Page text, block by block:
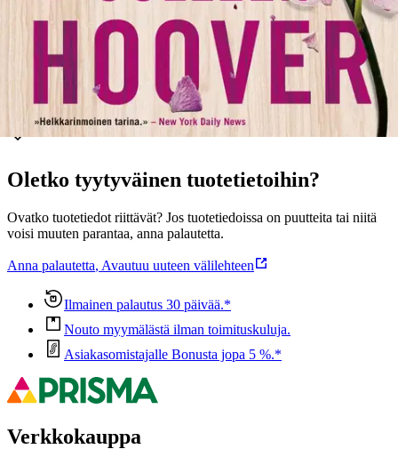
tuotekuvausta
Ominaisuudet
Oletko tyytyväinen tuotetietoihin?
Ovatko tuotetiedot riittävät? Jos tuotetiedoissa on puutteita tai niitä
voisi muuten parantaa, anna palautetta.
Anna palautetta, Avautuu uuteen välilehteen
Ilmainen palautus 30 päivää.*
Nouto myymälästä ilman toimituskuluja.
Asiakasomistajalle Bonusta jopa 5 %.*
Verkkokauppa